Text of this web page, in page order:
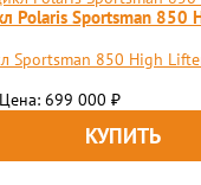
Polaris Sportsman 850
Sportsman 850 High
Цена: 699 000 ₽